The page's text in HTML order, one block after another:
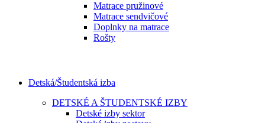
Matrace pružinové
Matrace sendvičové
Doplnky na matrace
Rošty
Detská/Študentská izba
DETSKÉ A ŠTUDENTSKÉ IZBY
Detské izby sektor